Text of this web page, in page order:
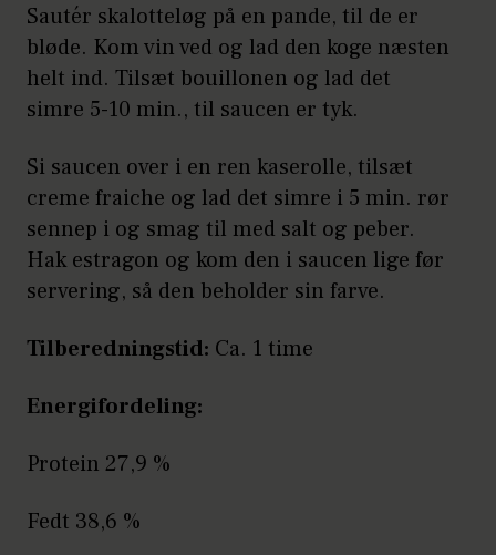
Sautér skalotteløg på en pande, til de er
bløde. Kom vin ved og lad den koge næsten
helt ind. Tilsæt bouillonen og lad det
simre 5-10 min., til saucen er tyk.
Si saucen over i en ren kaserolle, tilsæt
creme fraiche og lad det simre i 5 min. rør
sennep i og smag til med salt og peber.
Hak estragon og kom den i saucen lige før
servering, så den beholder sin farve.
Tilberedningstid: Ca. 1 time
Energifordeling:
Protein 27,9 %
Fedt 38,6 %